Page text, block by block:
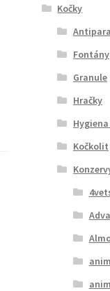
Kočky
Fontány
Granule
Hračky
Kočkolit